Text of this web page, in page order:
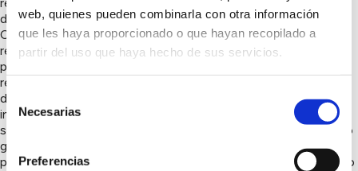
web, quienes pueden combinarla con otra información
que les haya proporcionado o que hayan recopilado a
partir del uso que haya hecho de sus servicios.
Selección
de Necesarias
Preferencias
donde conviven más de 100 niños,( este año por la situación
COVID nos ajustaremos a las medidas de seguridad,
retomando la actividad con normalidad cuando la situación lo
permita), uno de nuestras iniciativas de sostenibilidad será la
reducción de envases de botellas de agua. Para ello, llevamos
dos años en el diseño de medidas que lo permitan. La
instalación de bidones de agua( 200 litros), es una gran
solución para que los niños y niñas reutilicen sus botellas y no
generar tanto consumo de envases. Estos bidones ya se han
probado en competiciones deportivas en Extremadura dando